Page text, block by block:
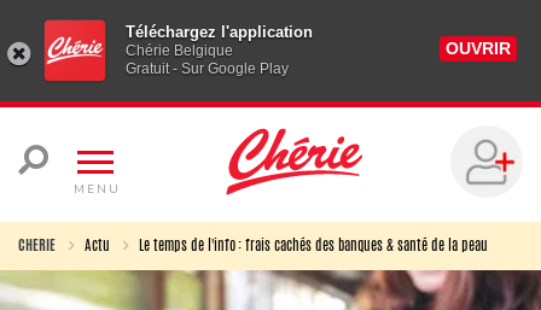
Téléchargez l'application
Chérie Belgique
Gratuit - Sur Google Play
OUVRIR
MENU
CHERIE Actu Le temps de l'info : frais cachés des banques & santé de la peau